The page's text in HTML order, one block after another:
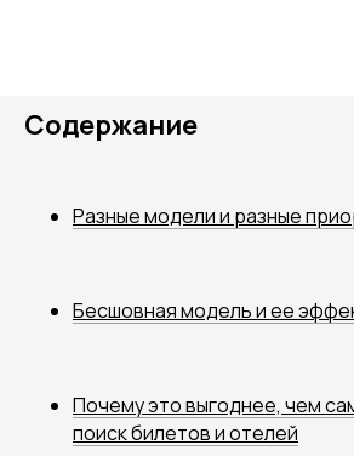
Содержание
Разные модели и разные
Бесшовная модель и ее
Почему это выгоднее, чем
поиск билетов и отелей